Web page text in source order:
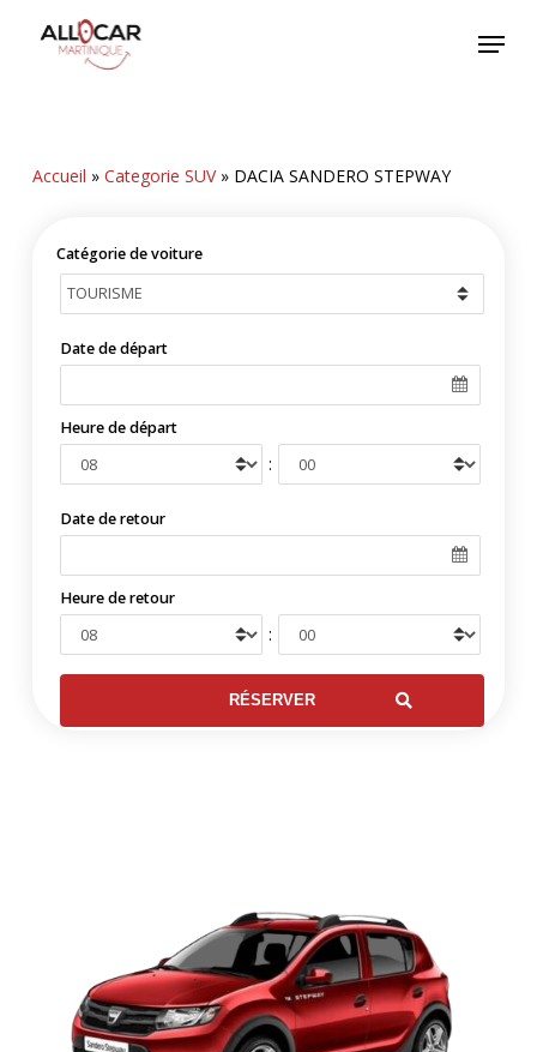
Menu
Accueil » Categorie SUV» DACIA SANDERO STEPWAY
Catégorie de voiture
Date de départ
Heure de départ
:
Date de retour
Heure de retour
: